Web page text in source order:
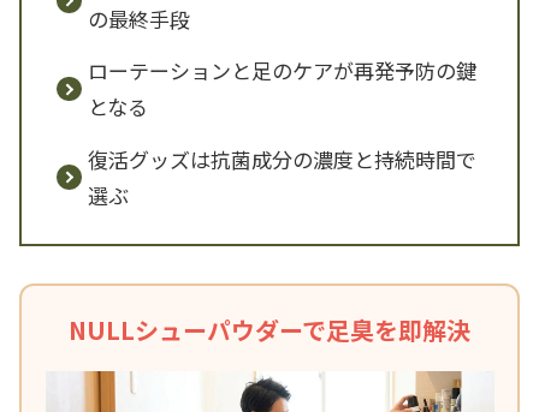
の最終手段
ローテーションと足のケアが再発予防の鍵
となる
復活グッズは抗菌成分の濃度と持続時間で
選ぶ
NULLシューパウダーで足臭を即解決